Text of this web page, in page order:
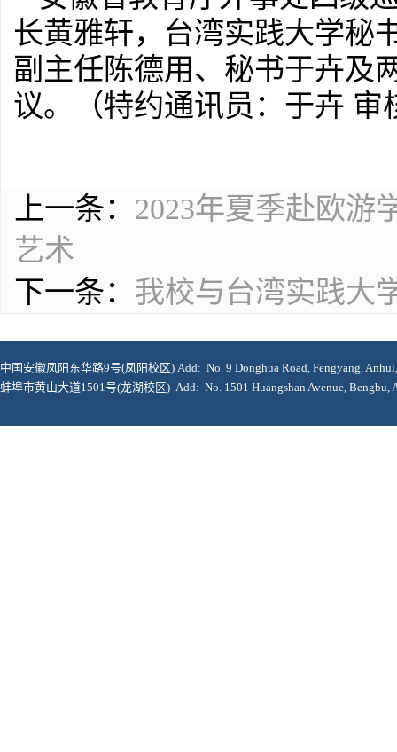
长黄雅轩，台湾实践大学秘
副主任陈德用、秘书于卉及
议。（特约通讯员：于卉
上一条： 2023年夏季赴欧游
艺术
下一条： 我校与台湾实践大
中国安徽凤阳东华路9号(凤阳校区) Add: No. 9 Donghua Road, Fengyang,
蚌埠市黄山大道1501号(龙湖校区) Add: No. 1501 Huangshan Avenue, Bengbu,